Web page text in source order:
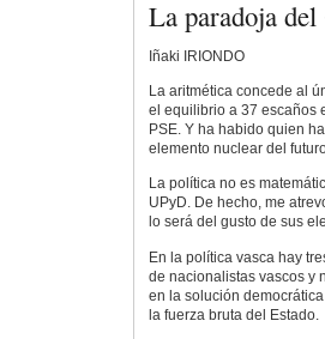
La paradoja
Iñaki IRIONDO
La aritmética concede al
el equilibrio a 37 escaños
PSE. Y ha habido quien
elemento nuclear del
La política no es
UPyD. De hecho, me
lo será del gusto de sus
En la política vasca hay
de nacionalistas vascos y
en la solución
la fuerza bruta del Estado.